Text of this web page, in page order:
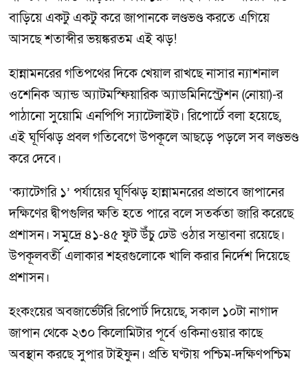
বাড়িয়ে একটু একটু করে জাপানকে লণ্ডভণ্ড করতে এগিয়ে
আসছে শতাব্দীর ভয়ঙ্করতম এই ঝড়!
হান্নামনরের গতিপথের দিকে খেয়াল রাখছে নাসার ন্যাশনাল
ওশেনিক অ্যান্ড অ্যাটমস্ফিয়ারিক অ্যাডমিনিস্ট্রেশন (নোয়া)-র
পাঠানো সুয়োমি এনপিপি স্যাটেলাইট। রিপোর্টে বলা হয়েছে,
এই ঘূর্ণিঝড় প্রবল গতিবেগে উপকূলে আছড়ে পড়লে সব লণ্ডভণ্ড
করে দেবে।
‘ক্যাটেগরি ১’ পর্যায়ের ঘূর্ণিঝড় হান্নামনরের প্রভাবে জাপানের
দক্ষিণের দ্বীপগুলির ক্ষতি হতে পারে বলে সতর্কতা জারি করেছে
প্রশাসন। সমুদ্রে ৪১-৪৫ ফুট উঁচু ঢেউ ওঠার সম্ভাবনা রয়েছে।
উপকূলবর্তী এলাকার শহরগুলোকে খালি করার নির্দেশ দিয়েছে
প্রশাসন।
হংকংয়ের অবজার্ভেটরি রিপোর্ট দিয়েছে, সকাল ১০টা নাগাদ
জাপান থেকে ২৩০ কিলোমিটার পূর্বে ওকিনাওয়ার কাছে
অবস্থান করছে সুপার টাইফুন। প্রতি ঘণ্টায় পশ্চিম-দক্ষিণপশ্চিম